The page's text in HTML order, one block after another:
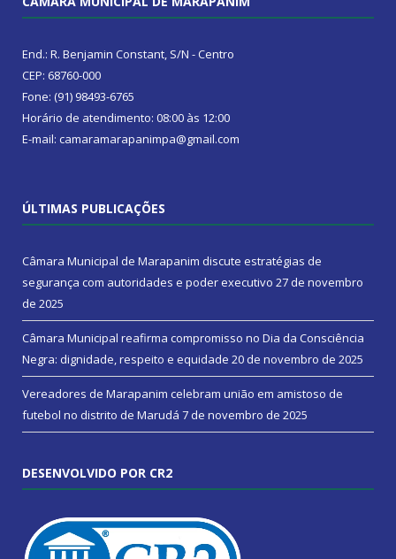
End.: R. Benjamin Constant, S/N - Centro
CEP: 68760-000
Fone: (91) 98493-6765
Horário de atendimento: 08:00 às 12:00
E-mail: camaramarapanimpa@gmail.com
ÚLTIMAS PUBLICAÇÕES
Câmara Municipal de Marapanim discute estratégias de
segurança com autoridades e poder executivo 27 de novembro
de 2025
Câmara Municipal reafirma compromisso no Dia da Consciência
Negra: dignidade, respeito e equidade 20 de novembro de 2025
Vereadores de Marapanim celebram união em amistoso de
futebol no distrito de Marudá 7 de novembro de 2025
DESENVOLVIDO POR CR2